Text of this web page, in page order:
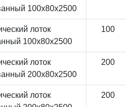
100x80x2500
лоток
100x80x2500
100
лоток
200x80x2500
200
лоток
200